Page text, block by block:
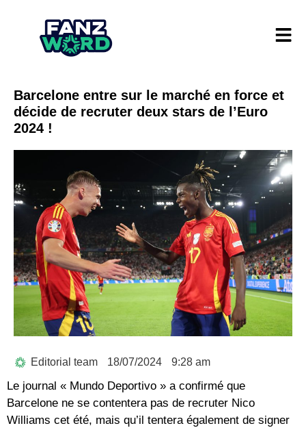
Barcelone entre sur le marché en force et
décide de recruter deux stars de l’Euro
2024 !
Editorial team 18/07/2024 9:28 am
Le journal « Mundo Deportivo » a confirmé que
Barcelone ne se contentera pas de recruter Nico
Williams cet été, mais qu’il tentera également de signer